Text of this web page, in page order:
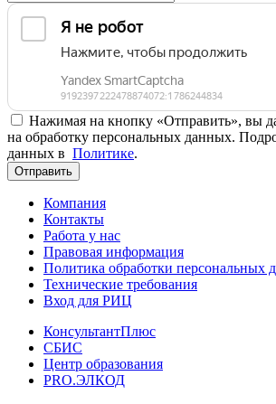
Нажимая на кнопку «Отправить», вы
на обработку персональных данных.
данных в Политике.
Отправить
Компания
Контакты
Работа у нас
Правовая информация
Политика обработки персональных
Технические требования
Вход для РИЦ
КонсультантПлюс
СБИС
Центр образования
PRO.ЭЛКОД